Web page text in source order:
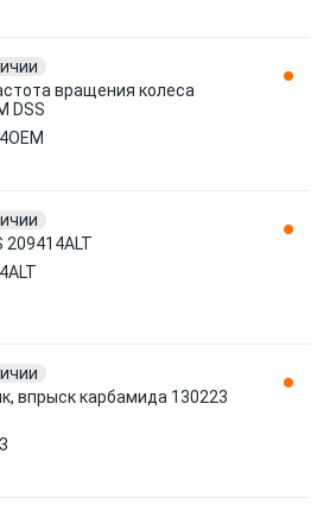
вращения колеса
DSS
209414ALT
впрыск карбамида 130223